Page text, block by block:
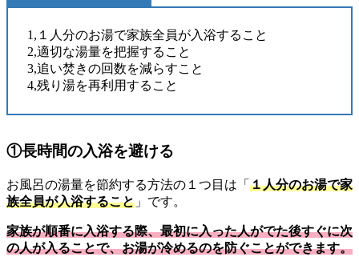
1,１人分のお湯で家族全員が入浴すること
2,適切な湯量を把握すること
3,追い焚きの回数を減らすこと
4,残り湯を再利用すること
①長時間の入浴を避ける
お風呂の湯量を節約する方法の１つ目は「 １人分のお湯で家
族全員が入浴すること 」です。
家族が順番に入浴する際、最初に入った人がでた後すぐに次
の人が入ることで、お湯が冷めるのを防ぐことができます。